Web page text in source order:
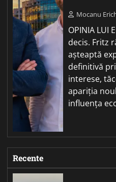
Mocanu
OPINIA LUI
decis. Fritz
așteaptă
definitivă
interese,
apariția
influența
Recente